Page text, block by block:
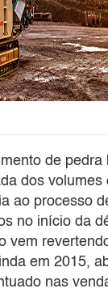
de
dos volumes
ao processo
no início da
vem
em 2015,
nas